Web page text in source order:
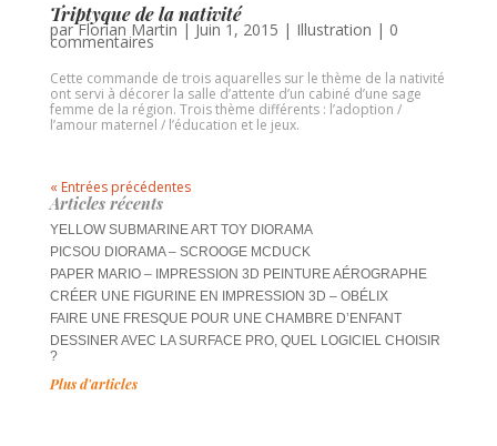
Triptyque de la nativité
parFlorian Martin | Juin 1, 2015 | Illustration | 0
commentaires
Cette commande de trois aquarelles sur le thème de la nativité
ont servi à décorer la salle d’attente d’un cabiné d’une sage
femme de la région. Trois thème différents : l’adoption /
l’amour maternel / l’éducation et le jeux.
« Entrées précédentes
Articles récents
YELLOW SUBMARINE ART TOY DIORAMA
PICSOU DIORAMA – SCROOGE MCDUCK
PAPER MARIO – IMPRESSION 3D PEINTURE AÉROGRAPHE
CRÉER UNE FIGURINE EN IMPRESSION 3D – OBÉLIX
FAIRE UNE FRESQUE POUR UNE CHAMBRE D’ENFANT
DESSINER AVEC LA SURFACE PRO, QUEL LOGICIEL CHOISIR
?
Plus d'articles